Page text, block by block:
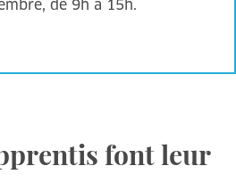
de 9h à 15h.
font leur